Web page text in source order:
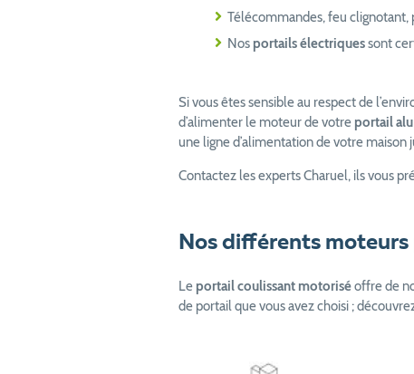
Télécommandes, feu
Nos portails électriquessont
Si vous êtes sensible au respect de
d’alimenter le moteur de votre portail
une ligne d’alimentation de votre
Contactez les experts Charuel, ils vous
Nos différents
Le portail coulissant motoriséoffre de
de portail que vous avez choisi ;